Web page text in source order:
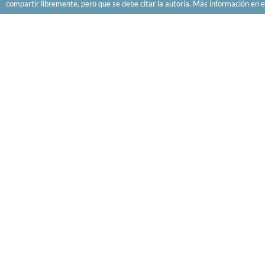
compartir libremente, pero que se debe citar la autoría. Más información en